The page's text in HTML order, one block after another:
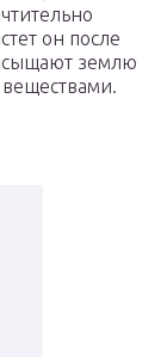
он после
землю